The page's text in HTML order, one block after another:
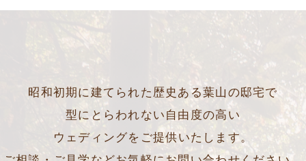
昭和初期に建てられた歴史ある葉山の邸宅で
型にとらわれない自由度の高い
ウェディングをご提供いたします。